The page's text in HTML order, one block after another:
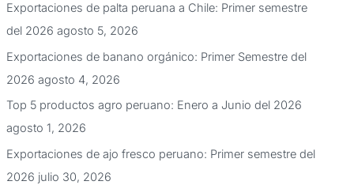
Exportaciones de palta peruana a Chile: Primer semestre
del 2026 agosto 5, 2026
Exportaciones de banano orgánico: Primer Semestre del
2026 agosto 4, 2026
Top 5 productos agro peruano: Enero a Junio del 2026
agosto 1, 2026
Exportaciones de ajo fresco peruano: Primer semestre del
2026 julio 30, 2026